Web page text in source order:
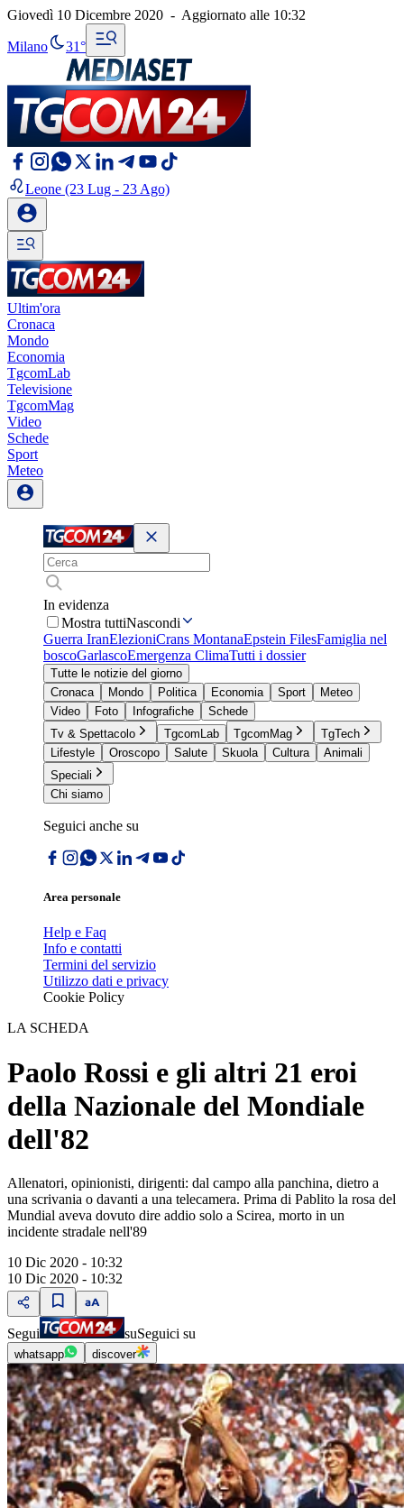
Giovedì 10 Dicembre 2020 - Aggiornato alle 10:32
Milano 31°
Leone (23 Lug - 23 Ago)
Ultim'ora
Cronaca
Mondo
Economia
TgcomLab
Televisione
TgcomMag
Video
Schede
Sport
Meteo
In evidenza
Mostra tuttiNascondi
Guerra IranElezioniCrans MontanaEpstein FilesFamiglia nel
boscoGarlascoEmergenza ClimaTutti i dossier
Tutte le notizie del giorno
Cronaca
Mondo Politica Economia Sport
Meteo
Video
Foto Infografiche
Schede
Tv & Spettacolo
TgcomLab TgcomMag
TgTech
Lifestyle
Oroscopo Salute Skuola Cultura
Animali
Speciali
Chi siamo
Seguici anche su
Area personale
Help e Faq
Info e contatti
Termini del servizio
Utilizzo dati e privacy
Cookie Policy
LA SCHEDA
Paolo Rossi e gli altri 21 eroi
della Nazionale del Mondiale
dell'82
Allenatori, opinionisti, dirigenti: dal campo alla panchina, dietro a
una scrivania o davanti a una telecamera. Prima di Pablito la rosa del
Mundial aveva dovuto dire addio solo a Scirea, morto in un
incidente stradale nell'89
10 Dic 2020 - 10:32
10 Dic 2020 - 10:32
Segui suSeguici su
whatsapp discover